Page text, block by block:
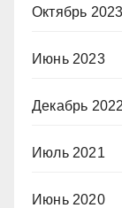
Октябрь 2023
Июнь 2023
Декабрь 2022
Июль 2021
Июнь 2020